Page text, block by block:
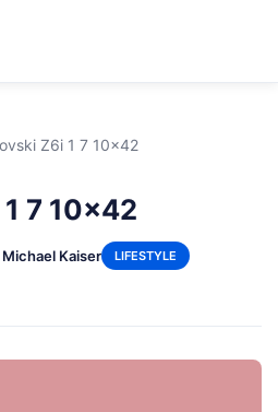
Z6i 1 7 10x42
7 10x42
Michael Kaiser LIFESTYLE